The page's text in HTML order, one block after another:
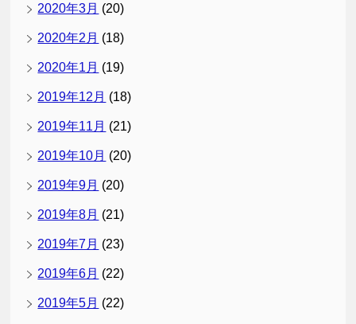
2020年3月 (20)
2020年2月 (18)
2020年1月 (19)
2019年12月 (18)
2019年11月 (21)
2019年10月 (20)
2019年9月 (20)
2019年8月 (21)
2019年7月 (23)
2019年6月 (22)
2019年5月 (22)